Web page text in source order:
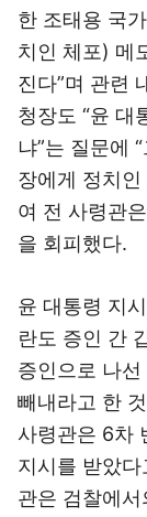
한 조태용 국
치인 체포) 메
진다”며 관련
청장도 “윤 대
냐”는 질문에
장에게 정치
여 전 사령관
을 회피했다.
윤 대통령 지시
란도 증인 간
증인으로 나
빼내라고 한
사령관은 6차
지시를 받았
관은 검찰에